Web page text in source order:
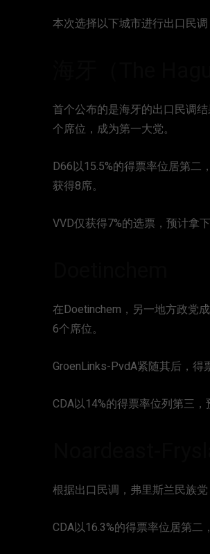
本次选择以下城市进行出口民
首个公布的是海牙的出口民调
个席位，成为第一大党。
D66以15.5%的得票率位居第二
获得8席。
VVD仅获得7%的选票，预计拿
在Doetinchem，另一地方政党
6个席位。
GroenLinks-PvdA紧随其后，得
CDA以14%的得票率位列第三，
Noardeast-
根据出口民调，弗里斯兰民族
CDA以16.3%的得票率位居第二